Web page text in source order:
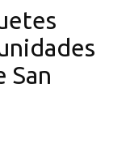
San